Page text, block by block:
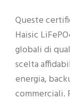
Queste
Haisic
globali di
scelta
energia,
commerciali.